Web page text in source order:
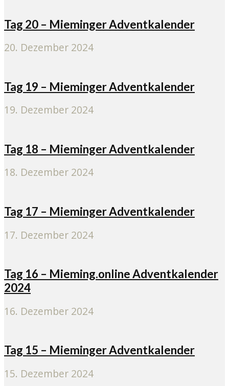
Tag 20 – Mieminger Adventkalender
20. Dezember 2024
Tag 19 – Mieminger Adventkalender
19. Dezember 2024
Tag 18 – Mieminger Adventkalender
18. Dezember 2024
Tag 17 – Mieminger Adventkalender
17. Dezember 2024
Tag 16 – Mieming.online Adventkalender
2024
16. Dezember 2024
Tag 15 – Mieminger Adventkalender
15. Dezember 2024